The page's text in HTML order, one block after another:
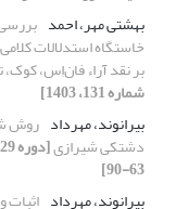
بهشتی مهر، احمد
خاستگاه استدلالات
بر نقد آراء فان‌اِس،
شماره 131، 1403]
بیرانوند، مهرداد روش
دشتکی شیرازی
63-90]
بیرانوند، مهرداد اثبات